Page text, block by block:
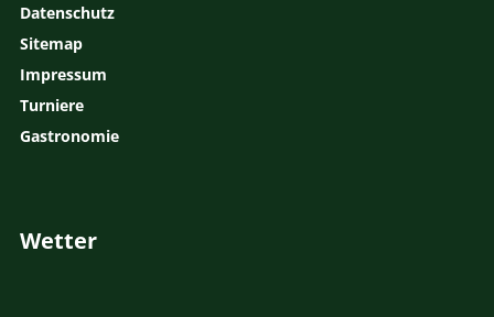
Datenschutz
Sitemap
Impressum
Turniere
Gastronomie
Wetter